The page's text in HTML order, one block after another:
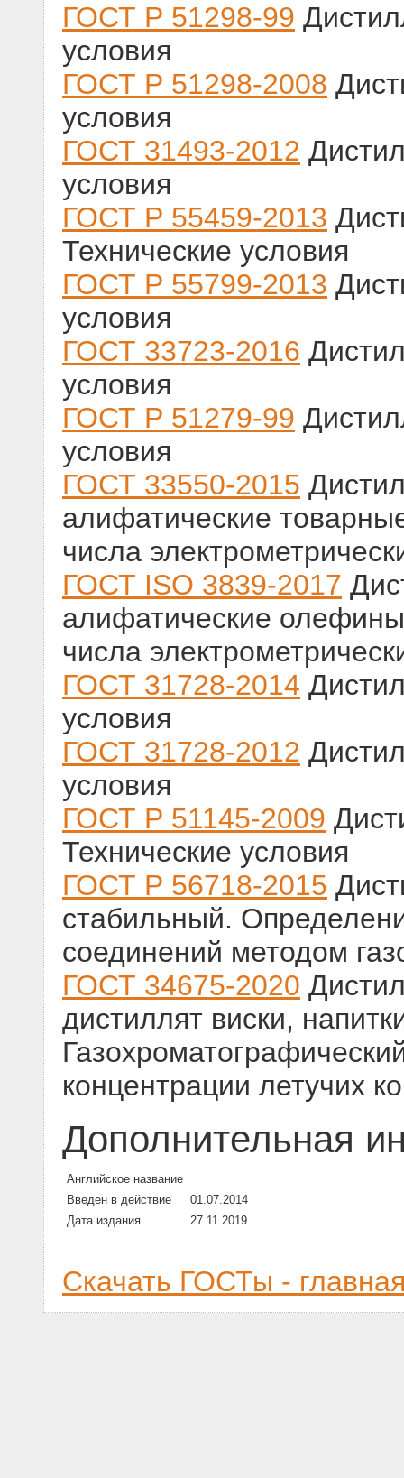
ГОСТ Р 51298-99
условия
ГОСТ Р 51298-2008
условия
ГОСТ 31493-2012
условия
ГОСТ Р 55459-2013
Технические условия
ГОСТ Р 55799-2013
условия
ГОСТ 33723-2016
условия
ГОСТ Р 51279-99
условия
ГОСТ 33550-2015
алифатические
числа
ГОСТ ISO 3839-2017
алифатические
числа
ГОСТ 31728-2014
условия
ГОСТ 31728-2012
условия
ГОСТ Р 51145-2009
Технические условия
ГОСТ Р 56718-2015
стабильный.
соединений методом
ГОСТ 34675-2020
дистиллят виски,
концентрации летучих
Дополнительная
Английское название
Введен в действие
01.07.2014
Дата издания
27.11.2019
Скачать ГОСТы -